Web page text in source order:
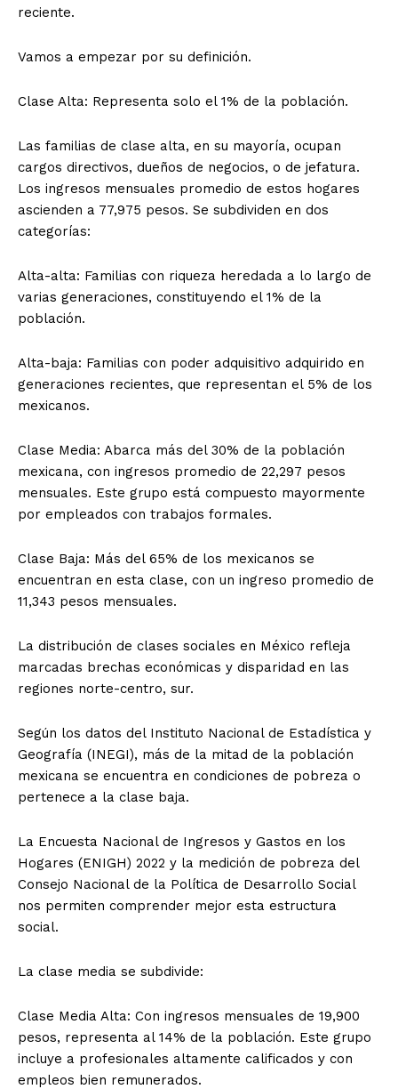
reciente.
Vamos a empezar por su definición.
Clase Alta: Representa solo el 1% de la población.
Las familias de clase alta, en su mayoría, ocupan
cargos directivos, dueños de negocios, o de jefatura.
Los ingresos mensuales promedio de estos hogares
ascienden a 77,975 pesos. Se subdividen en dos
categorías:
Alta-alta: Familias con riqueza heredada a lo largo de
varias generaciones, constituyendo el 1% de la
población.
Alta-baja: Familias con poder adquisitivo adquirido en
generaciones recientes, que representan el 5% de los
mexicanos.
Clase Media: Abarca más del 30% de la población
mexicana, con ingresos promedio de 22,297 pesos
mensuales. Este grupo está compuesto mayormente
por empleados con trabajos formales.
Clase Baja: Más del 65% de los mexicanos se
encuentran en esta clase, con un ingreso promedio de
11,343 pesos mensuales.
La distribución de clases sociales en México refleja
marcadas brechas económicas y disparidad en las
regiones norte-centro, sur.
Según los datos del Instituto Nacional de Estadística y
Geografía (INEGI), más de la mitad de la población
mexicana se encuentra en condiciones de pobreza o
pertenece a la clase baja.
La Encuesta Nacional de Ingresos y Gastos en los
Hogares (ENIGH) 2022 y la medición de pobreza del
Consejo Nacional de la Política de Desarrollo Social
nos permiten comprender mejor esta estructura
social.
La clase media se subdivide:
Clase Media Alta: Con ingresos mensuales de 19,900
pesos, representa al 14% de la población. Este grupo
incluye a profesionales altamente calificados y con
empleos bien remunerados.